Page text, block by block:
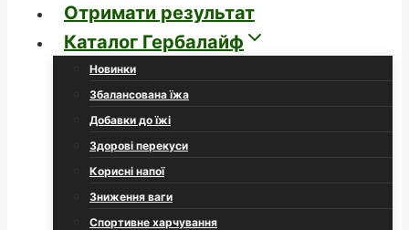
Отримати результат
Каталог Гербалайф
Новинки
Збалансована їжа
Добавки до їжі
Здорові перекуси
Корисні напої
Зниження ваги
Спортивне харчування